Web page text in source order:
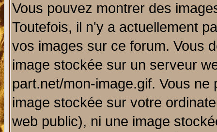
Vous pouvez montrer des
Toutefois, il n'y a actuellement
vos images sur ce forum. Vous
image stockée sur un serveur
part.net/mon-image.gif. Vous
image stockée sur votre
web public), ni une image